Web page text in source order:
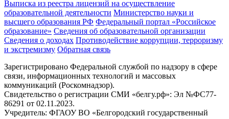
Выписка из реестра лицензий на осуществление
образовательной деятельности Министерствo науки и
высшего образования РФ Федеральный портал «Российское
образование» Сведения об образовательной организации
Сведения о доходах Противодействие коррупции, терроризму
и экстремизму Обратная связь
Зарегистрировано Федеральной службой по надзору в сфере
связи, информационных технологий и массовых
коммуникаций (Роскомнадзор).
Свидетельство о регистрации СМИ «белгу.рф»: Эл №ФС77-
86291 от 02.11.2023.
Учредитель: ФГАОУ ВО «Белгородский государственный